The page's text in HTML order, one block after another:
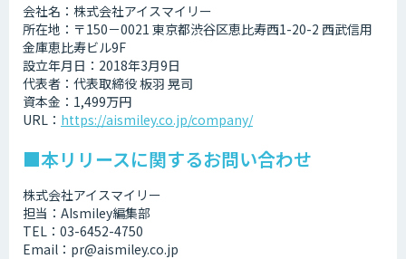
会社名：株式会社アイスマイリー
所在地：〒150－0021 東京都渋谷区恵比寿西1-20-2 西武信用
金庫恵比寿ビル9F
設立年月日：2018年3月9日
代表者：代表取締役 板羽 晃司
資本金：1,499万円
URL： https://aismiley.co.jp/company/
■本リリースに関するお問い合わせ
株式会社アイスマイリー
担当：AIsmiley編集部
TEL：03-6452-4750
Email：pr@aismiley.co.jp